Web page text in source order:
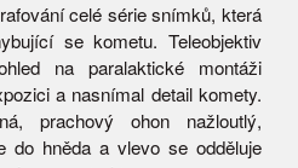
celé série snímků, která
se kometu. Teleobjektiv
na paralaktické montáži
a nasnímal detail komety.
prachový ohon nažloutlý,
do hněda a vlevo se odděluje